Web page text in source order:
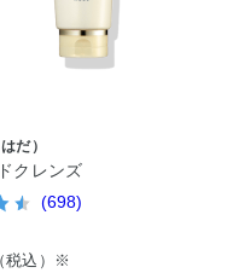
だ）
クレンズ
(698)
税込）※